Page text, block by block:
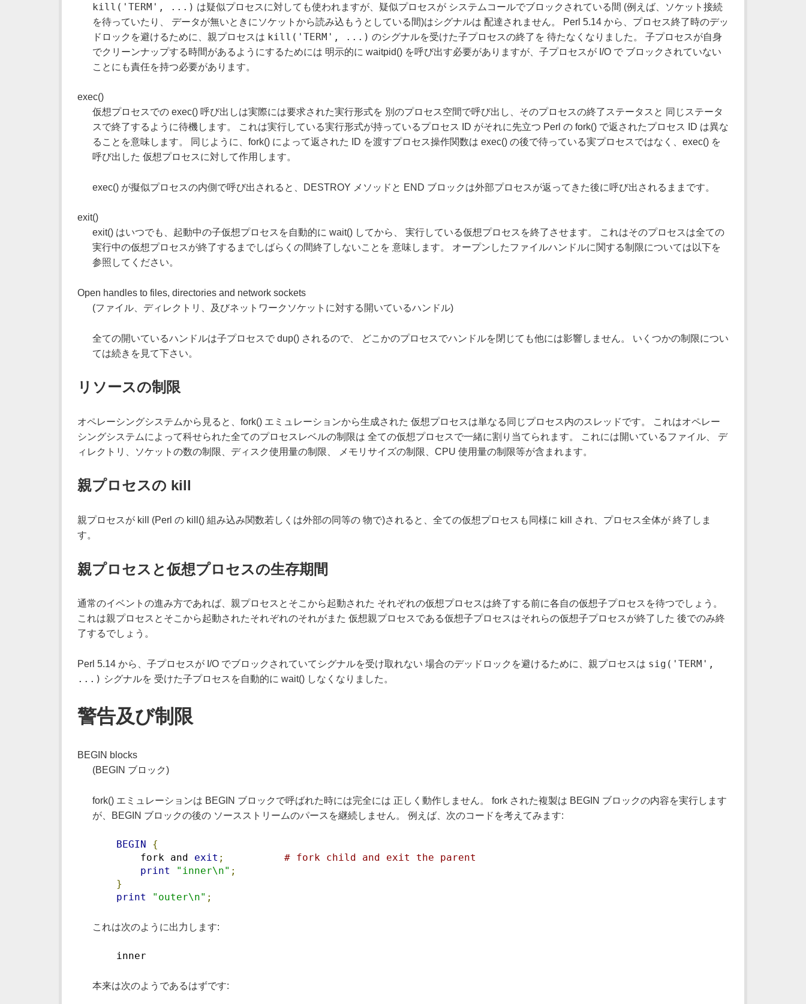
kill('TERM', ...) は疑似プロセスに対しても使われますが、疑似プロセスが システムコールでブロックされている間 (例えば、ソケット接続
を待っていたり、 データが無いときにソケットから読み込もうとしている間)はシグナルは 配達されません。 Perl 5.14 から、プロセス終了時のデッ
ドロックを避けるために、親プロセスは kill('TERM', ...) のシグナルを受けた子プロセスの終了を 待たなくなりました。 子プロセスが自身
でクリーンナップする時間があるようにするためには 明示的に waitpid() を呼び出す必要がありますが、子プロセスが I/O で ブロックされていない
ことにも責任を持つ必要があります。
exec()
仮想プロセスでの exec() 呼び出しは実際には要求された実行形式を 別のプロセス空間で呼び出し、そのプロセスの終了ステータスと 同じステータ
スで終了するように待機します。 これは実行している実行形式が持っているプロセス ID がそれに先立つ Perl の fork() で返されたプロセス ID は異な
ることを意味します。 同じように、fork() によって返された ID を渡すプロセス操作関数は exec() の後で待っている実プロセスではなく、exec() を
呼び出した 仮想プロセスに対して作用します。
exec() が擬似プロセスの内側で呼び出されると、DESTROY メソッドと END ブロックは外部プロセスが返ってきた後に呼び出されるままです。
exit()
exit() はいつでも、起動中の子仮想プロセスを自動的に wait() してから、 実行している仮想プロセスを終了させます。 これはそのプロセスは全ての
実行中の仮想プロセスが終了するまでしばらくの間終了しないことを 意味します。 オープンしたファイルハンドルに関する制限については以下を
参照してください。
Open handles to files, directories and network sockets
(ファイル、ディレクトリ、及びネットワークソケットに対する開いているハンドル)
全ての開いているハンドルは子プロセスで dup() されるので、 どこかのプロセスでハンドルを閉じても他には影響しません。 いくつかの制限につい
ては続きを見て下さい。
リソースの制限
オペレーシングシステムから見ると、fork() エミュレーションから生成された 仮想プロセスは単なる同じプロセス内のスレッドです。 これはオペレー
シングシステムによって科せられた全てのプロセスレベルの制限は 全ての仮想プロセスで一緒に割り当てられます。 これには開いているファイル、 デ
ィレクトリ、ソケットの数の制限、ディスク使用量の制限、 メモリサイズの制限、CPU 使用量の制限等が含まれます。
親プロセスの kill
親プロセスが kill (Perl の kill() 組み込み関数若しくは外部の同等の 物で)されると、全ての仮想プロセスも同様に kill され、プロセス全体が 終了しま
す。
親プロセスと仮想プロセスの生存期間
通常のイベントの進み方であれば、親プロセスとそこから起動された それぞれの仮想プロセスは終了する前に各自の仮想子プロセスを待つでしょう。
これは親プロセスとそこから起動されたそれぞれのそれがまた 仮想親プロセスである仮想子プロセスはそれらの仮想子プロセスが終了した 後でのみ終
了するでしょう。
Perl 5.14 から、子プロセスが I/O でブロックされていてシグナルを受け取れない 場合のデッドロックを避けるために、親プロセスは sig('TERM',
...) シグナルを 受けた子プロセスを自動的に wait() しなくなりました。
警告及び制限
BEGIN blocks
(BEGIN ブロック)
fork() エミュレーションは BEGIN ブロックで呼ばれた時には完全には 正しく動作しません。 fork された複製は BEGIN ブロックの内容を実行します
が、BEGIN ブロックの後の ソースストリームのパースを継続しません。 例えば、次のコードを考えてみます:
BEGIN
{
fork and exit ;
# fork child and exit the parent
print
"inner\n" ;
}
print
"outer\n" ;
これは次のように出力します:
inner
本来は次のようであるはずです: